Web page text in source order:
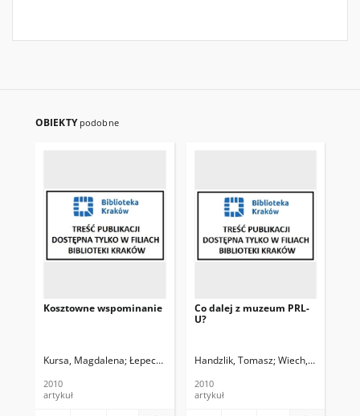
OBIEKTY podobne
Kosztowne wspominanie
Kursa, Magdalena Łepecki, Michał. Fot.
2010
artykuł
Co dalej z muzeum PRL-
U?
Handzlik, Tomasz Wiech, Tomasz.
2010
artykuł